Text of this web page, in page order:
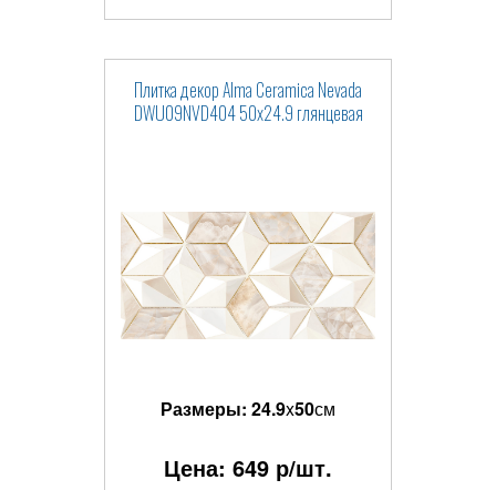
Плитка декор Alma Ceramica Nevada
DWU09NVD404 50x24.9 глянцевая
Размеры: 24.9x50см
Цена: 649 р/шт.